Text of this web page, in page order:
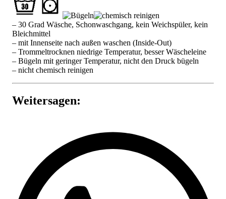
– 30 Grad Wäsche, Schonwaschgang, kein Weichspüler, kein
Bleichmittel
– mit Innenseite nach außen waschen (Inside-Out)
– Trommeltrocknen niedrige Temperatur, besser Wäscheleine
– Bügeln mit geringer Temperatur, nicht den Druck bügeln
– nicht chemisch reinigen
Weitersagen: